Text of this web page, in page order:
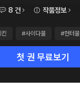
8 건 작품정보
#사이다물 #헌터물
첫 권 무료보기